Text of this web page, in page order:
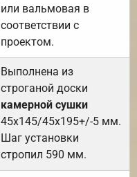
или вальмовая в
соответствии с
проектом.
Выполнена из
строганой доски
камерной сушки
45х145/45х195+/-5 мм.
Шаг установки
стропил 590 мм.